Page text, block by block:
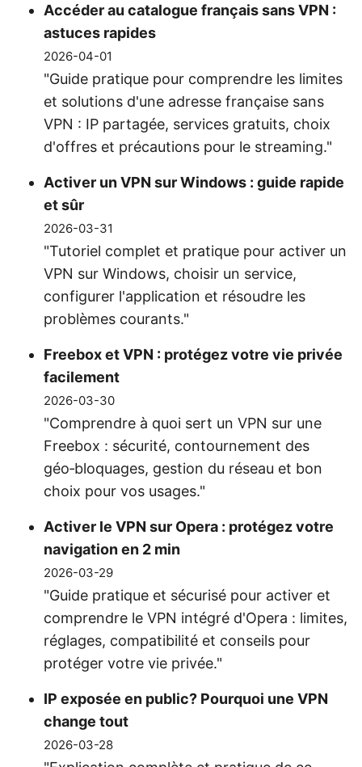
Accéder au catalogue français sans VPN :
astuces rapides
2026-04-01
"Guide pratique pour comprendre les limites
et solutions d'une adresse française sans
VPN : IP partagée, services gratuits, choix
d'offres et précautions pour le streaming."
Activer un VPN sur Windows : guide rapide
et sûr
2026-03-31
"Tutoriel complet et pratique pour activer un
VPN sur Windows, choisir un service,
configurer l'application et résoudre les
problèmes courants."
Freebox et VPN : protégez votre vie privée
facilement
2026-03-30
"Comprendre à quoi sert un VPN sur une
Freebox : sécurité, contournement des
géo‑bloquages, gestion du réseau et bon
choix pour vos usages."
Activer le VPN sur Opera : protégez votre
navigation en 2 min
2026-03-29
"Guide pratique et sécurisé pour activer et
comprendre le VPN intégré d'Opera : limites,
réglages, compatibilité et conseils pour
protéger votre vie privée."
IP exposée en public? Pourquoi une VPN
change tout
2026-03-28